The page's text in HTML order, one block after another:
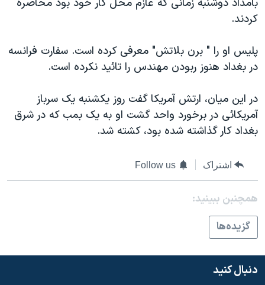
ویدیوها
حقوق شهروندی
اقتصادی
علم و فناوری
اسرائیل در جنگ
گالری عکس
آرشیو پخش زنده
بایگانی برنامه‌های تلویزیونی
انتخابات ریاست جمهوری آمریکا ۲۰۲۴
حمله جمهوری اسلامی به اسرائیل
رمز مهسا
ورزش زنان در ایران
اعتراضات زن، زندگی، آزادی
مجموعه مستندهای دادخواهی
تریبونال مردمی آبان ۹۸
دادگاه حمید نوری
چهل سال گروگان‌گیری
اعتراضات مردمی آبان ۹۸
زبانهای مختلف
کردند.
پلیس او را " برن بلاتش" معرفی کرده است. سفارت فرانسه
در بغداد هنوز ربودن مهندس را تائید نکرده است.
در این میان، ارتش آمریکا گفت روز یکشنبه یک سرباز
آمریکائی در برخورد واحد گشت او به یک بمب که در شرق
بغداد کار گذاشته شده بود، کشته شد.
اشتراک Follow us
همچنبن ببینید:
گزيده‌ها
دنبال کنید